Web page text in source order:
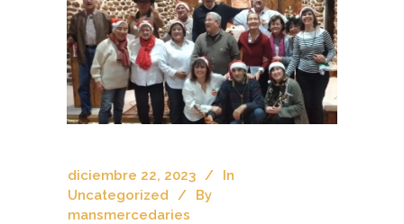
diciembre 22, 2023
In
Uncategorized
By
mansmercedaries